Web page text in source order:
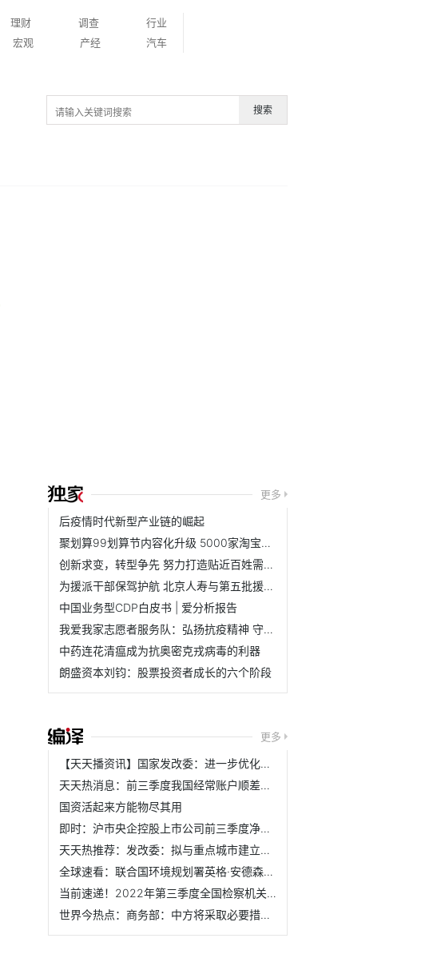
理财 调查
行业
宏观 产经 汽车
搜索
更多
后疫情时代新型产业链的崛起
聚划算99划算节内容化升级 5000家淘宝天猫品牌联动狂欢
创新求变，转型争先 努力打造贴近百姓需求，有温度、重责任...
为援派干部保驾护航 北京人寿与第五批援青干部人才保障同行
中国业务型CDP白皮书 | 爱分析报告
我爱我家志愿者服务队：弘扬抗疫精神 守护社区平安
中药连花清瘟成为抗奥密克戎病毒的利器
朗盛资本刘钧：股票投资者成长的六个阶段
更多
【天天播资讯】国家发改委：进一步优化民间投资社会环境
天天热消息：前三季度我国经常账户顺差20598亿元
国资活起来方能物尽其用
即时：沪市央企控股上市公司前三季度净利润同比增8.5% 汇聚...
天天热推荐：发改委：拟与重点城市建立民营经济联系点工作机制
全球速看：联合国环境规划署英格·安德森：通过改善湿地管理...
当前速递！2022年第三季度全国检察机关记录报告过问或干预、...
世界今热点：商务部：中方将采取必要措施 坚决维护中国企业...